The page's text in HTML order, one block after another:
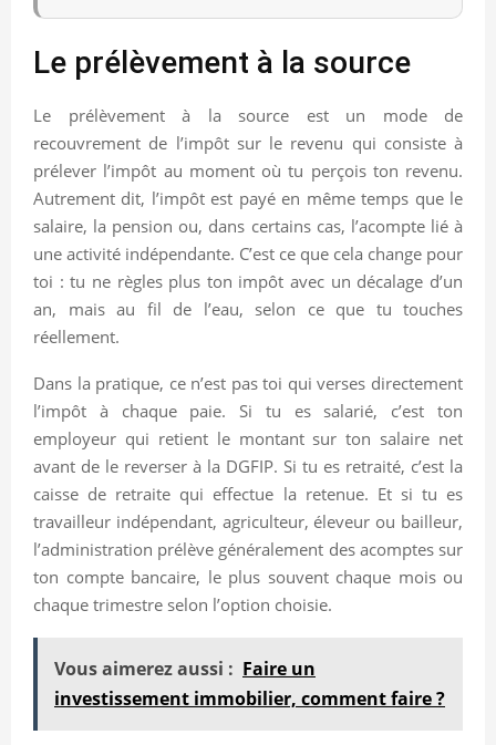
Le prélèvement à la source
Le prélèvement à la source est un mode de
recouvrement de l’impôt sur le revenu qui consiste à
prélever l’impôt au moment où tu perçois ton revenu.
Autrement dit, l’impôt est payé en même temps que le
salaire, la pension ou, dans certains cas, l’acompte lié à
une activité indépendante. C’est ce que cela change pour
toi : tu ne règles plus ton impôt avec un décalage d’un
an, mais au fil de l’eau, selon ce que tu touches
réellement.
Dans la pratique, ce n’est pas toi qui verses directement
l’impôt à chaque paie. Si tu es salarié, c’est ton
employeur qui retient le montant sur ton salaire net
avant de le reverser à la DGFIP. Si tu es retraité, c’est la
caisse de retraite qui effectue la retenue. Et si tu es
travailleur indépendant, agriculteur, éleveur ou bailleur,
l’administration prélève généralement des acomptes sur
ton compte bancaire, le plus souvent chaque mois ou
chaque trimestre selon l’option choisie.
Vous aimerez aussi : Faire un
investissement immobilier, comment faire ?